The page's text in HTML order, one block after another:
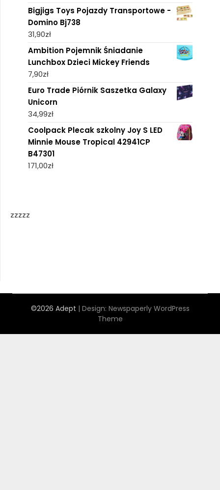
Bigjigs Toys Pojazdy Transportowe -
Domino Bj738
31,90zł
Ambition Pojemnik Śniadanie
Lunchbox Dzieci Mickey Friends
7,90zł
Euro Trade Piórnik Saszetka Galaxy
Unicorn
34,99zł
Coolpack Plecak szkolny Joy S LED
Minnie Mouse Tropical 42941CP
B47301
171,00zł
zzzzz
©2026 Adept | Design: Newspaperly WordPress
Theme